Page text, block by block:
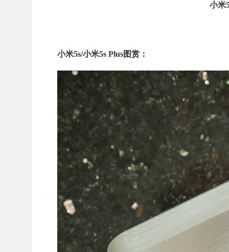
小米
小米5s/小米5s Plus图赏：